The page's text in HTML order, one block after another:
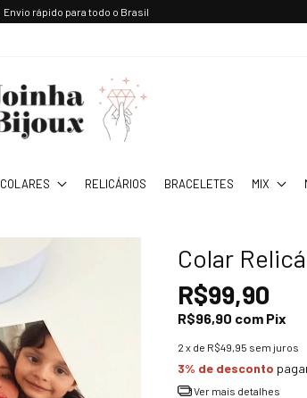
Envio rápido para todo o Brasil
COLARES RELICÁRIOS BRACELETES MIX
Colar
R$99,90
R$96,90 com Pix
2 x de R$49,95 sem juros
3% de desconto
Ver mais detalhes